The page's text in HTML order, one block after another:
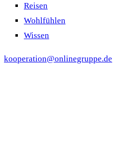
Reisen
Wohlfühlen
Wissen
kooperation@onlinegruppe.de